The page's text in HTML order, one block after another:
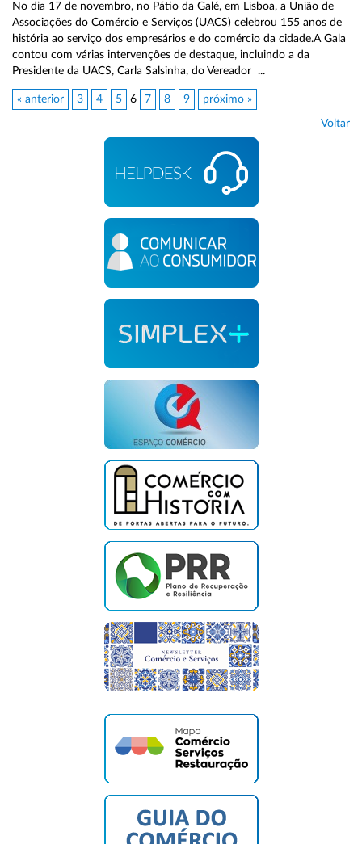
No dia 17 de novembro, no Pátio da Galé, em Lisboa, a União de
Associações do Comércio e Serviços (UACS) celebrou 155 anos de
história ao serviço dos empresários e do comércio da cidade.A Gala
contou com várias intervenções de destaque, incluindo a da
Presidente da UACS, Carla Salsinha, do Vereador ...
« anterior 3 4 5 6 7 8 9 próximo »
Voltar